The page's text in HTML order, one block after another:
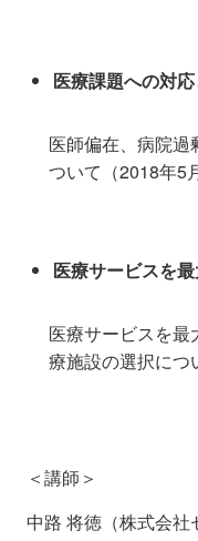
医療課題への対
医師偏在、病院
ついて （2018年5
医療サービスを
医療サービスを
療施設の選択につ
＜講師＞
中路 将徳（株式会